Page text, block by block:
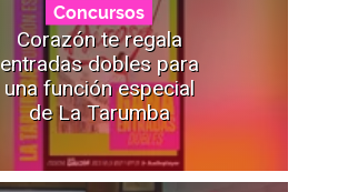
Concursos
Corazón te regala
entradas dobles para
una función especial
de La Tarumba